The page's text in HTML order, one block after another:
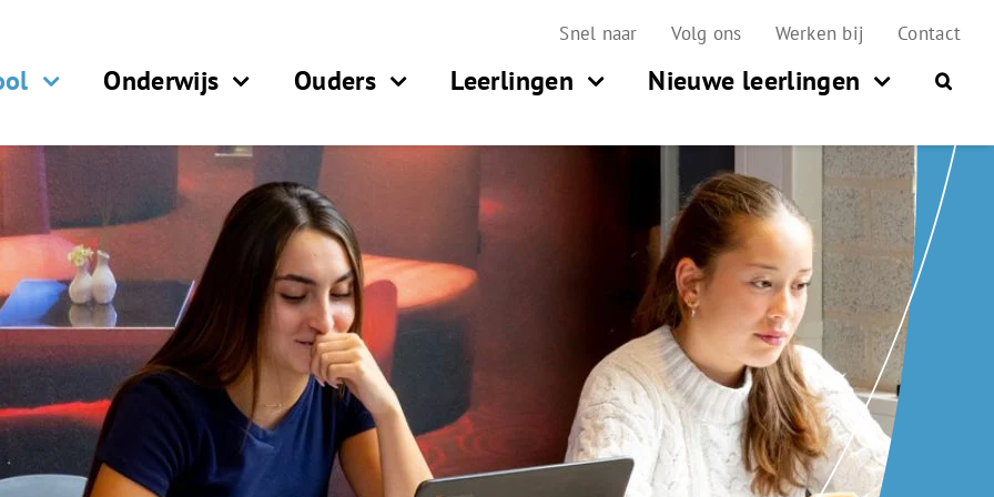
Snel naar Volg ons Werken bij Contact
Onderwijs Ouders Leerlingen Nieuwe leerlingen